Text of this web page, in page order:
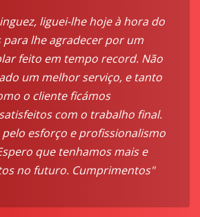
liguei-lhe hoje à hora do
para lhe agradecer por um
feito em tempo record. Não
um melhor serviço, e tanto
o cliente ficámos
com o trabalho final.
esforço e profissionalismo
que tenhamos mais e
no futuro. Cumprimentos"